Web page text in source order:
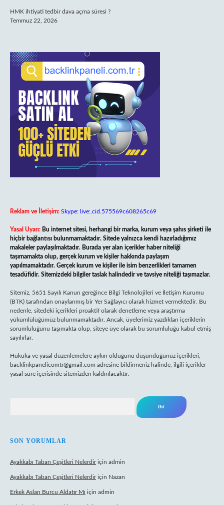
HMK ihtiyati tedbir dava açma süresi ?
Temmuz 22, 2026
Reklam ve İletişim: Skype: live:.cid.575569c608265c69
Yasal Uyarı: Bu internet sitesi, herhangi bir marka, kurum veya şahıs şirketi ile
hiçbir bağlantısı bulunmamaktadır. Sitede yalnızca kendi hazırladığımız
makaleler paylaşılmaktadır. Burada yer alan içerikler haber niteliği
taşımamakta olup, gerçek kurum ve kişiler hakkında paylaşım
yapılmamaktadır. Gerçek kurum ve kişiler ile isim benzerlikleri tamamen
tesadüfidir. Sitemizdeki bilgiler taslak halindedir ve tavsiye niteliği taşımazlar.
Sitemiz, 5651 Sayılı Kanun gereğince Bilgi Teknolojileri ve İletişim Kurumu
(BTK) tarafından onaylanmış bir Yer Sağlayıcı olarak hizmet vermektedir. Bu
nedenle, sitedeki içerikleri proaktif olarak denetleme veya araştırma
yükümlülüğümüz bulunmamaktadır. Ancak, üyelerimiz yazdıkları içeriklerin
sorumluluğunu taşımakta olup, siteye üye olarak bu sorumluluğu kabul etmiş
sayılırlar.
Hukuka ve yasal düzenlemelere aykırı olduğunu düşündüğünüz içerikleri,
backlinkpanelicomtr@gmail.com adresine bildirmeniz halinde, ilgili içerikler
yasal süre içerisinde sitemizden kaldırılacaktır.
SON YORUMLAR
Ayakkabı Taban Çeşitleri Nelerdiriçin admin
Ayakkabı Taban Çeşitleri Nelerdiriçin Nazan
Erkek Aslan Burcu Aldatır Mı için admin